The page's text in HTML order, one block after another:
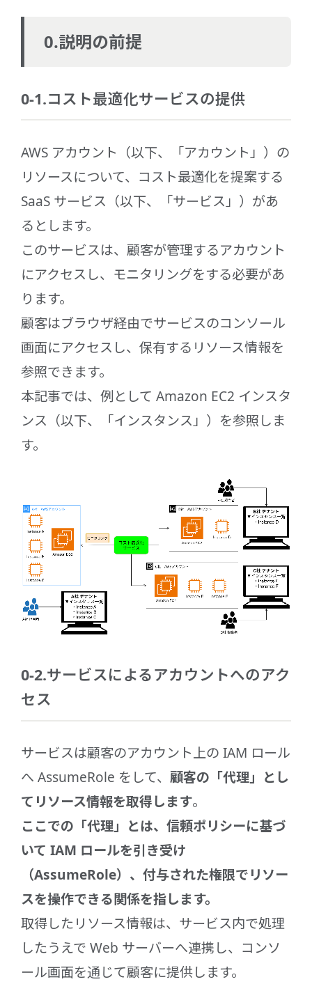
0.説明の前提
0-1.コスト最適化サービスの提供
AWS アカウント（以下、「アカウント」）の
リソースについて、コスト最適化を提案する
SaaS サービス（以下、「サービス」）があ
るとします。
このサービスは、顧客が管理するアカウント
にアクセスし、モニタリングをする必要があ
ります。
顧客はブラウザ経由でサービスのコンソール
画面にアクセスし、保有するリソース情報を
参照できます。
本記事では、例として Amazon EC2 インスタ
ンス（以下、「インスタンス」）を参照しま
す。
0-2.サービスによるアカウントへのアク
セス
サービスは顧客のアカウント上の IAM ロール
へ AssumeRole をして、 顧客の「代理」とし
てリソース情報を取得します。
ここでの「代理」とは、信頼ポリシーに基づ
いて IAM ロールを引き受け
（AssumeRole）、付与された権限でリソー
スを操作できる関係を指します。
取得したリソース情報は、サービス内で処理
したうえで Web サーバーへ連携し、コンソ
ール画面を通じて顧客に提供します。